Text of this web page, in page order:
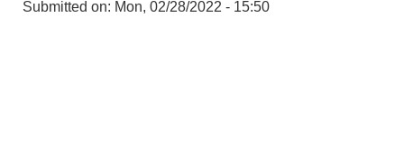
Submitted on: Mon, 02/28/2022 - 15:50